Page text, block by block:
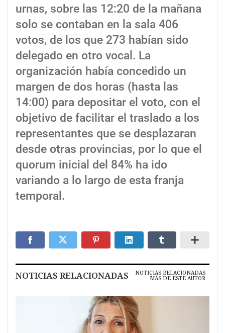
urnas, sobre las 12:20 de la mañana
solo se contaban en la sala 406
votos, de los que 273 habían sido
delegado en otro vocal. La
organización había concedido un
margen de dos horas (hasta las
14:00) para depositar el voto, con el
objetivo de facilitar el traslado a los
representantes que se desplazaran
desde otras provincias, por lo que el
quorum inicial del 84% ha ido
variando a lo largo de esta franja
temporal.
NOTICIAS RELACIONADAS NOTICIAS RELACIONADAS
MÁS DE ESTE AUTOR